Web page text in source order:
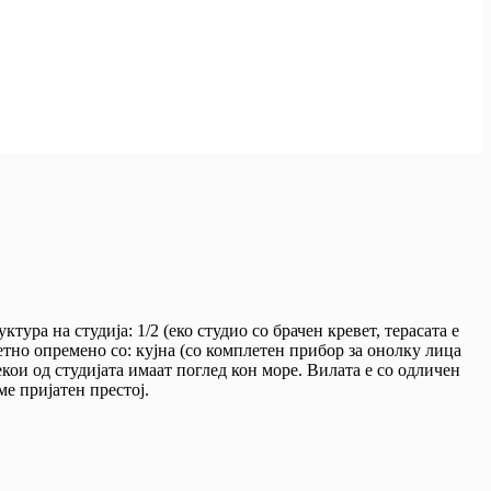
на студија: 1/2 (еко студио со брачен кревет, терасата е
опремено со: кујна (со комплетен прибор за онолку лица
од студијата имаат поглед кон море. Вилата е со одличен
пријатен престој.